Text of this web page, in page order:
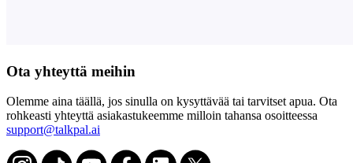
Ota yhteyttä meihin
Olemme aina täällä, jos sinulla on kysyttävää tai tarvitset apua. Ota
rohkeasti yhteyttä asiakastukeemme milloin tahansa osoitteessa
support@talkpal.ai